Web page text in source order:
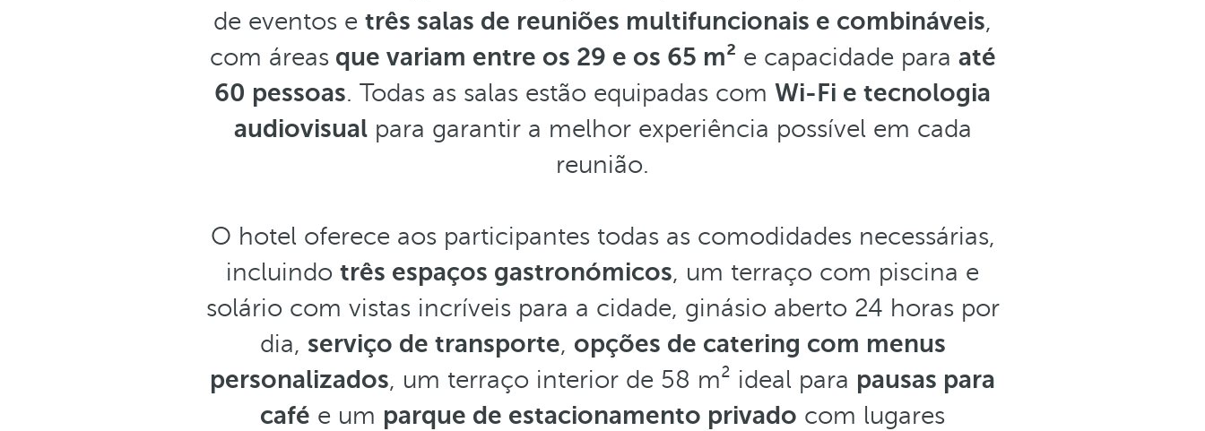
de eventos e três salas de reuniões multifuncionais e combináveis,
com áreasque variam entre os 29 e os 65 m² e capacidade para até
60 pessoas. Todas as salas estão equipadas com Wi-Fi e tecnologia
audiovisualpara garantir a melhor experiência possível em cada
reunião.
O hotel oferece aos participantes todas as comodidades necessárias,
incluindo três espaços gastronómicos, um terraço com piscina e
solário com vistas incríveis para a cidade, ginásio aberto 24 horas por
dia, serviço de transporte, opções de catering com menus
personalizados, um terraço interior de 58 m² ideal para pausas para
café e um parque de estacionamento privado com lugares